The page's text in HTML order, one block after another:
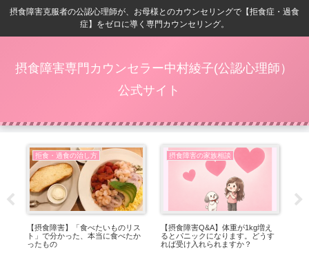
摂食障害克服者の公認心理師が、お母様とのカウンセリングで【拒食症・過食
症】をゼロに導く専門カウンセリング。
摂食障害専門カウンセラー中村綾子(公認心理師）
公式サイト
拒食・過食の治し方
【摂食障害】「食べたいものリス
ト」で分かった、本当に食べたか
ったもの
摂食障害の家族相談
【摂食障害Q&A】体重が1kg増え
るとパニックになります。どうす
れば受け入れられますか？